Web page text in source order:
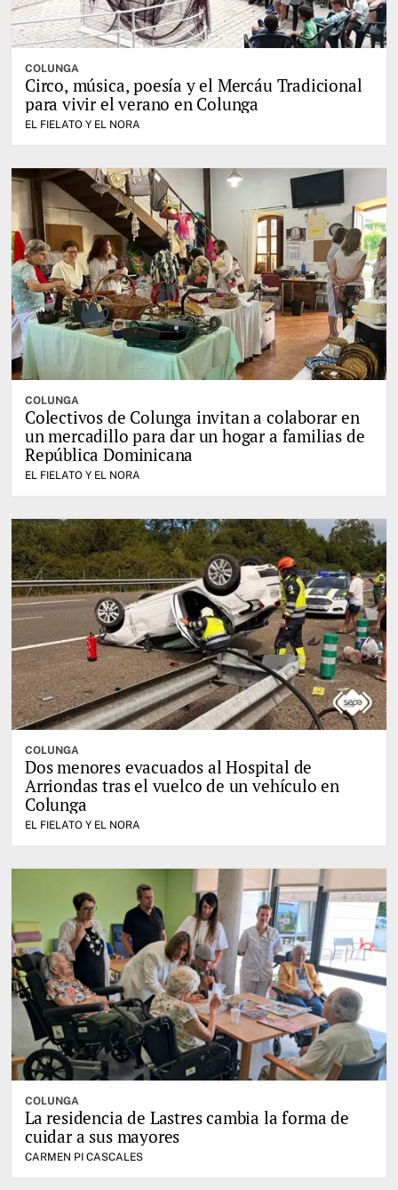
COLUNGA
Circo, música, poesía y el Mercáu Tradicional
para vivir el verano en Colunga
EL FIELATO Y EL NORA
COLUNGA
Colectivos de Colunga invitan a colaborar en
un mercadillo para dar un hogar a familias de
República Dominicana
EL FIELATO Y EL NORA
COLUNGA
Dos menores evacuados al Hospital de
Arriondas tras el vuelco de un vehículo en
Colunga
EL FIELATO Y EL NORA
COLUNGA
La residencia de Lastres cambia la forma de
cuidar a sus mayores
CARMEN PI CASCALES